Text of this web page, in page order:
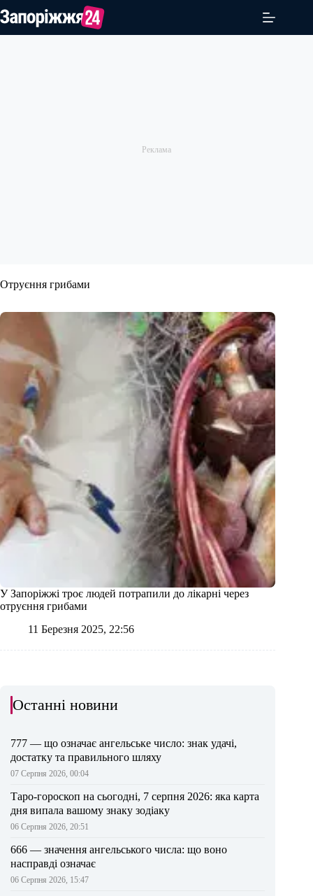
до
Отруєння грибами
У Запоріжжі троє людей потрапили до лікарні через
отруєння грибами
11 Березня 2025, 22:56
Останні новини
777 — що означає ангельське число: знак удачі,
достатку та правильного шляху
07 Серпня 2026, 00:04
Таро-гороскоп на сьогодні, 7 серпня 2026: яка карта
дня випала вашому знаку зодіаку
06 Серпня 2026, 20:51
666 — значення ангельського числа: що воно
насправді означає
06 Серпня 2026, 15:47